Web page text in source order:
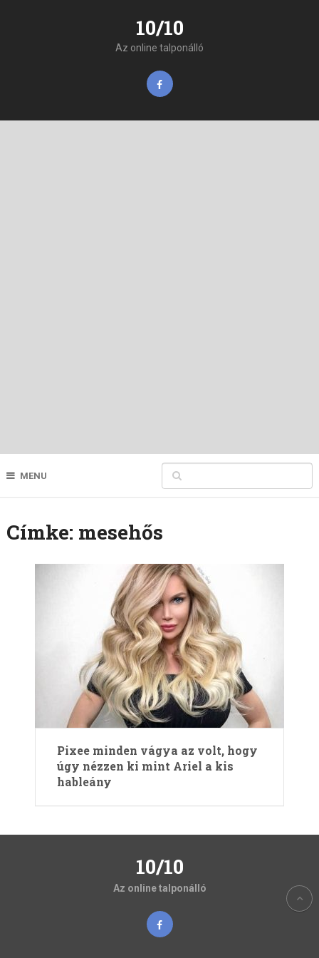
10/10
Az online talponálló
MENU
Címke: mesehős
Pixee minden vágya az volt, hogy
úgy nézzen ki mint Ariel a kis
hableány
10/10
Az online talponálló